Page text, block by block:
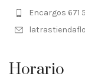
Encargos 671
Horario